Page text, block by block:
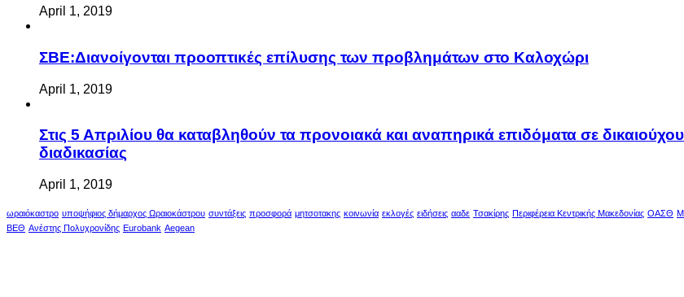
April 1, 2019
ΣΒΕ:Διανοίγονται προοπτικές επίλυσης των προβλημάτων στο Καλοχώρι
April 1, 2019
Στις 5 Απριλίου θα καταβληθούν τα προνοιακά και αναπηρικά επιδόματα σε
διαδικασίας
April 1, 2019
ωραιόκαστρο υποψήφιος δήμαρχος Ωραιοκάστρου συντάξεις προσφορά μητσοτακης κοινωνία εκλογές ειδήσεις ααδε Τσακίρης Περιφέρεια Κεντρικής Μακεδονίας ΟΑΣΘ
ΒΕΘ Ανέστης Πολυχρονίδης Eurobank Aegean